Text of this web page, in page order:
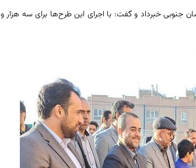
طول دولت سیزدهم با اعتبار ۱.۵ همت در خراسان جنوبی خبرداد و گفت: با اجرای این طرح‌ها برای سه هزار و